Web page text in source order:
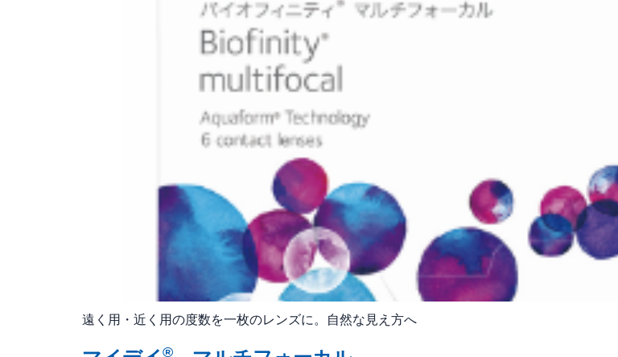
遠く用・近く用の度数を一枚のレンズに。自然な見え方へ
®